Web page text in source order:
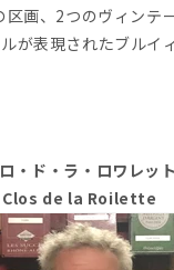
画、2つのヴィンテ
が表現されたブルイ
・ド・ラ・ロワレット
Clos de la Roilette